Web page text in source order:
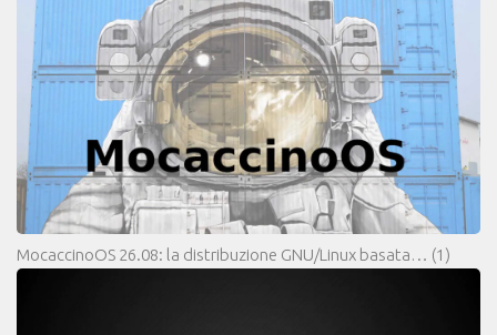
MocaccinoOS 26.08: la distribuzione GNU/Linux basata… (1)